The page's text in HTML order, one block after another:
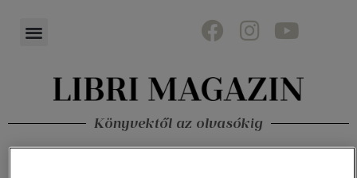
Könyvektől az olvasókig